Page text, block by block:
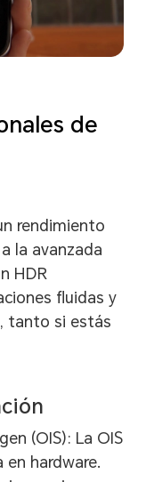
de
rendimiento
la avanzada
HDR
fluidas y
tanto si estás
(OIS): La OIS
en hardware.